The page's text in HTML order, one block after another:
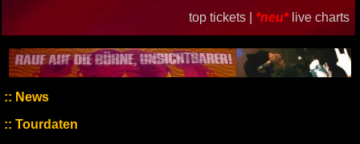
top tickets | *neu* live charts
News
Tourdaten